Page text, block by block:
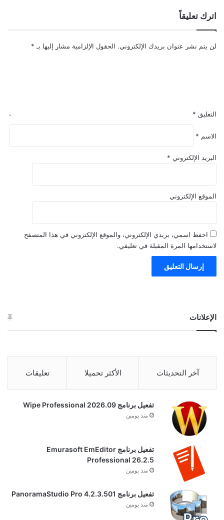
اترك تعليقاً
لن يتم نشر عنوان بريدك الإلكتروني. الحقول الإلزامية مشار إليها بـ *
التعليق *
الاسم *
البريد الإلكتروني *
الموقع الإلكتروني
احفظ اسمي، بريدي الإلكتروني، والموقع الإلكتروني في هذا المتصفح
لاستخدامها المرة المقبلة في تعليقي.
الإعلانات
آخر التحديثات الأكثر تحميلا تعليقات
تفعيل برنامج Wipe Professional 2026.09
منذ يومين
تفعيل برنامج Emurasoft EmEditor
Professional 26.2.5
منذ يومين
تفعيل برنامج PanoramaStudio Pro 4.2.3.501
منذ يومين